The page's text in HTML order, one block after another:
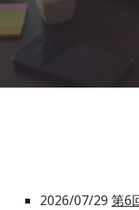
2026/07/29 第6